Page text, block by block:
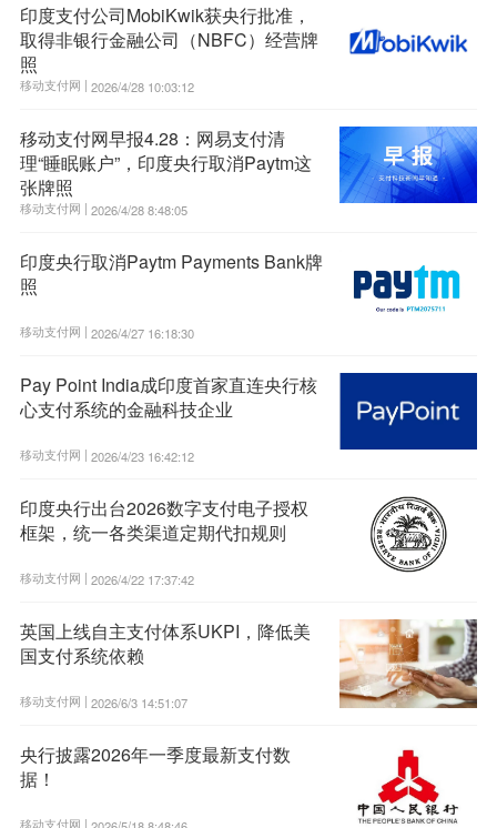
印度支付公司MobiKwik获央行批准，
取得非银行金融公司（NBFC）经营牌
照
移动支付网 | 2026/4/28 10:03:12
移动支付网早报4.28：网易支付清
理“睡眠账户”，印度央行取消Paytm这
张牌照
移动支付网 | 2026/4/28 8:48:05
印度央行取消Paytm Payments Bank牌
照
移动支付网 | 2026/4/27 16:18:30
Pay Point India成印度首家直连央行核
心支付系统的金融科技企业
移动支付网 | 2026/4/23 16:42:12
印度央行出台2026数字支付电子授权
框架，统一各类渠道定期代扣规则
移动支付网 | 2026/4/22 17:37:42
英国上线自主支付体系UKPI，降低美
国支付系统依赖
移动支付网 | 2026/6/3 14:51:07
央行披露2026年一季度最新支付数
据！
移动支付网 |